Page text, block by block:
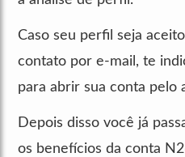
Caso seu perfil seja
contato por e-mail, te
para abrir sua conta pelo
Depois disso você já
os benefícios da conta